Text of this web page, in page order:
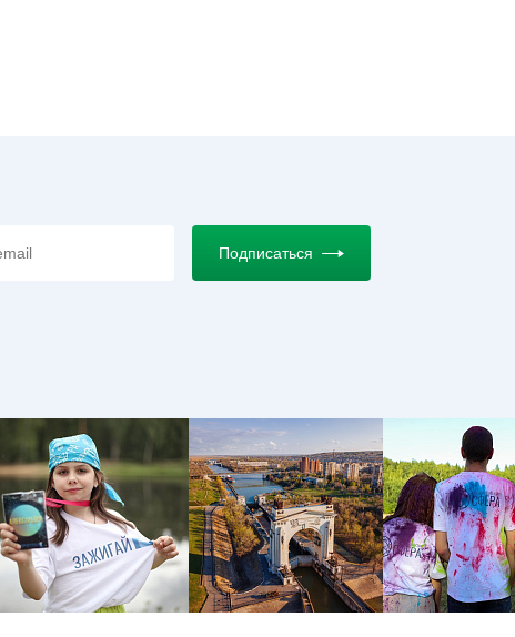
Подписаться